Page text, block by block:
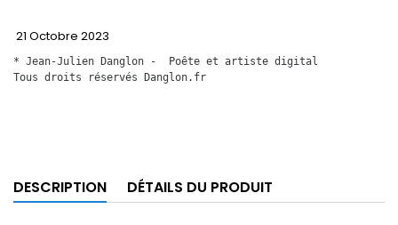
21 Octobre 2023
* Jean-Julien Danglon -  Poête et artiste digital
Tous droits réservés Danglon.fr
DESCRIPTION DÉTAILS DU PRODUIT